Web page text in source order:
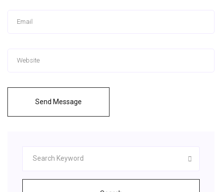
Send Message